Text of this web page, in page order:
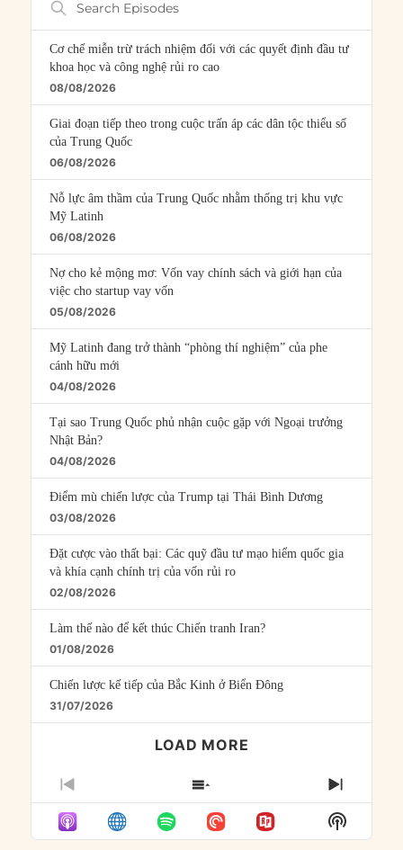
Episodes
Cơ chế miễn trừ trách nhiệm đối với các quyết định đầu tư
khoa học và công nghệ rủi ro cao
08/08/2026
Giai đoạn tiếp theo trong cuộc trấn áp các dân tộc thiểu số
của Trung Quốc
06/08/2026
Nỗ lực âm thầm của Trung Quốc nhằm thống trị khu vực
Mỹ Latinh
06/08/2026
Nợ cho kẻ mộng mơ: Vốn vay chính sách và giới hạn của
việc cho startup vay vốn
05/08/2026
Mỹ Latinh đang trở thành “phòng thí nghiệm” của phe
cánh hữu mới
04/08/2026
Tại sao Trung Quốc phủ nhận cuộc gặp với Ngoại trưởng
Nhật Bản?
04/08/2026
Điểm mù chiến lược của Trump tại Thái Bình Dương
03/08/2026
Đặt cược vào thất bại: Các quỹ đầu tư mạo hiểm quốc gia
và khía cạnh chính trị của vốn rủi ro
02/08/2026
Làm thế nào để kết thúc Chiến tranh Iran?
01/08/2026
Chiến lược kế tiếp của Bắc Kinh ở Biển Đông
31/07/2026
LOAD MORE
PREVIOUS
EPISODE
SHOW
EPISODES
LIST
NEXT
Show
Podcast